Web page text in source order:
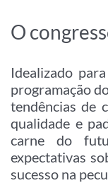
O
Idealizado
programação
tendências de
qualidade e
carne do
expectativas
sucesso na